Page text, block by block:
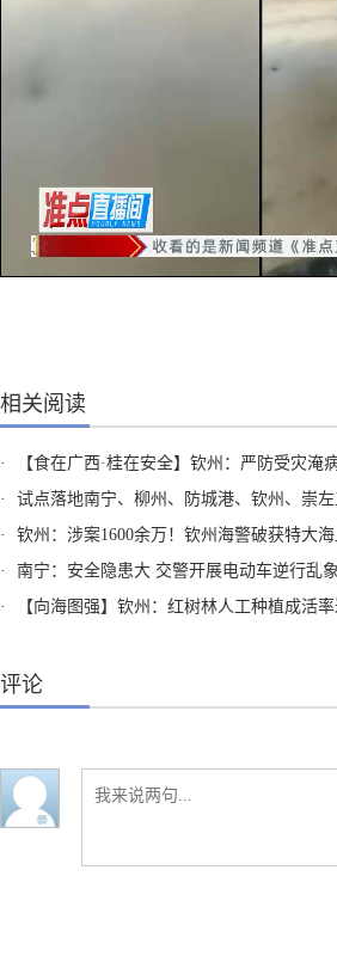
相关阅读
·
【食在广西·桂在安全】钦州：严防受灾淹
·
试点落地南宁、柳州、防城港、钦州、崇左五市 广西
·
钦州：涉案1600余万！钦州海警破获特大
·
南宁：安全隐患大 交警开展电动车逆行乱
·
【向海图强】钦州：红树林人工种植成活
评论